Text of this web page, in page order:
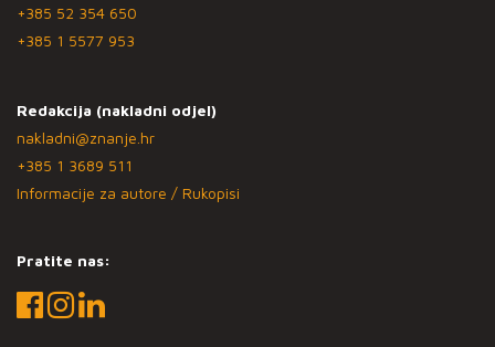
+385 52 354 650
+385 1 5577 953
Redakcija (nakladni odjel)
nakladni@znanje.hr
+385 1 3689 511
Informacije za autore / Rukopisi
Pratite nas: